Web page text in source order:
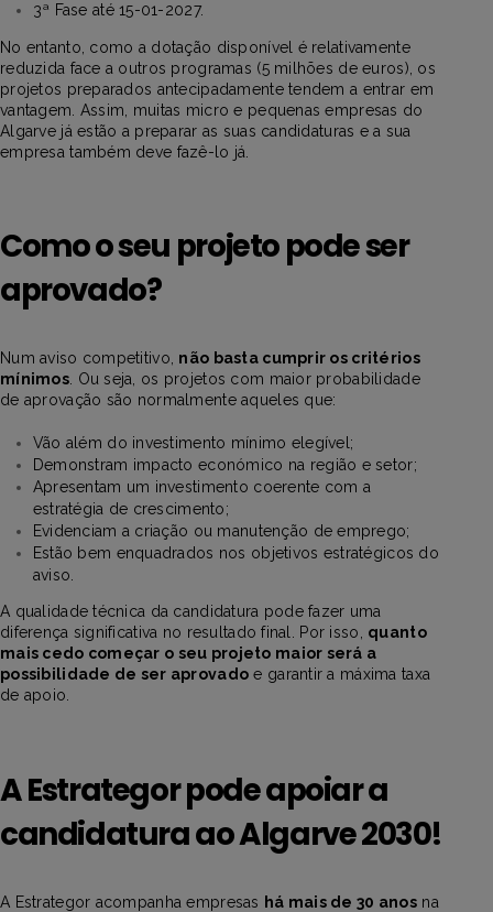
3ª Fase até 15-01-2027.
No entanto, como a dotação disponível é relativamente
reduzida face a outros programas (5 milhões de euros), os
projetos preparados antecipadamente tendem a entrar em
vantagem. Assim, muitas micro e pequenas empresas do
Algarve já estão a preparar as suas candidaturas e a sua
empresa também deve fazê-lo já.
Como o seu projeto pode ser
aprovado?
Num aviso competitivo, não basta cumprir os critérios
mínimos. Ou seja, os projetos com maior probabilidade
de aprovação são normalmente aqueles que:
Vão além do investimento mínimo elegível;
Demonstram impacto económico na região e setor;
Apresentam um investimento coerente com a
estratégia de crescimento;
Evidenciam a criação ou manutenção de emprego;
Estão bem enquadrados nos objetivos estratégicos do
aviso.
A qualidade técnica da candidatura pode fazer uma
diferença significativa no resultado final. Por isso, quanto
mais cedo começar o seu projeto maior será a
possibilidade de ser aprovado e garantir a máxima taxa
de apoio.
A Estrategor pode apoiar a
candidatura ao Algarve 2030!
A Estrategor acompanha empresas há mais de 30 anos na